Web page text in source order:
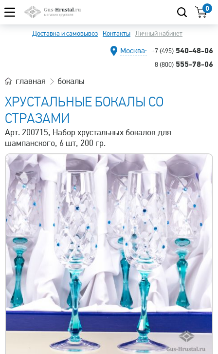
0
Доставка и самовывоз Контакты Личный кабинет
Москва: +7 (495) 540-48-06
8 (800) 555-78-06
главная бокалы
ХРУСТАЛЬНЫЕ БОКАЛЫ СО
СТРАЗАМИ
Арт. 200715, Набор хрустальных бокалов для
шампанского, 6 шт, 200 гр.